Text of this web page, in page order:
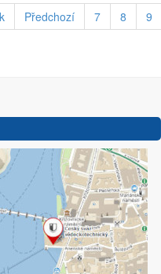
Předchozí 7 8 9